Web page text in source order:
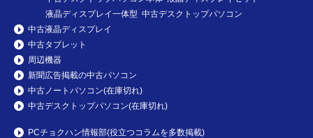
液晶ディスプレイ一体型 中古デスクトップパソコン
中古液晶ディスプレイ
中古タブレット
周辺機器
新聞広告掲載の中古パソコン
中古ノートパソコン(在庫切れ)
中古デスクトップパソコン(在庫切れ)
PCチョクハン情報部(役立つコラムを多数掲載)